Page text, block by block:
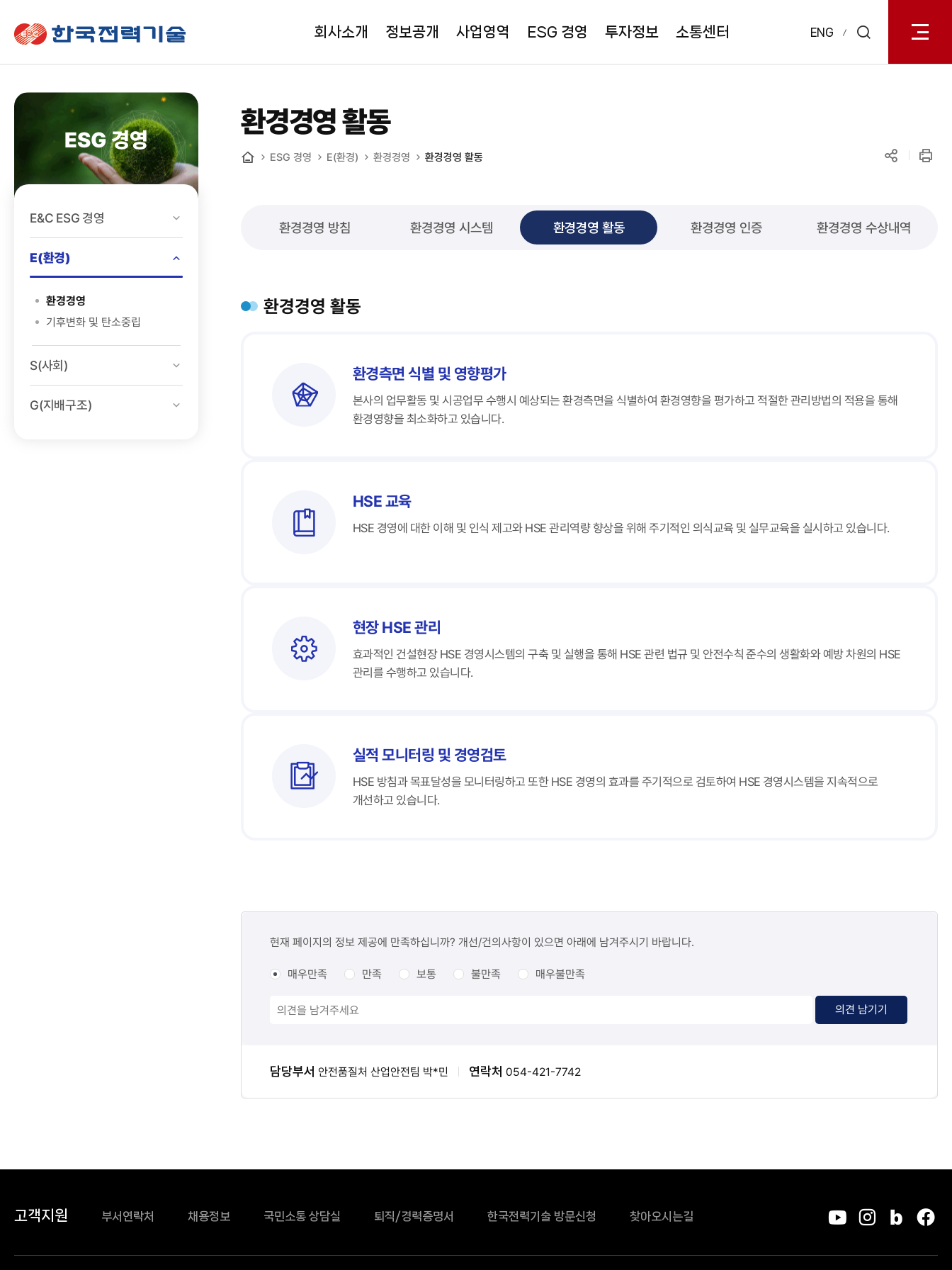
한국전력기술
회사소개 정보공개 사업영역 ESG 경영 투자정보 소통센터 ENG
열기
ESG 경영
E&C ESG 경영
E(환경)
환경경영
기후변화 및 탄소중립
S(사회)
G(지배구조)
환경경영 활동
ESG 경영 E(환경) 환경경영 환경경영 활동
환경경영 방침 환경경영 시스템 환경경영 활동 환경경영 인증 환경경영 수상내역
환경경영 활동
환경측면 식별 및 영향평가
본사의 업무활동 및 시공업무 수행시 예상되는 환경측면을 식별하여 환경영향을 평가하고 적절한 관리방법의 적용을 통해
환경영향을 최소화하고 있습니다.
HSE 교육
HSE 경영에 대한 이해 및 인식 제고와 HSE 관리역량 향상을 위해 주기적인 의식교육 및 실무교육을 실시하고 있습니다.
현장 HSE 관리
효과적인 건설현장 HSE 경영시스템의 구축 및 실행을 통해 HSE 관련 법규 및 안전수칙 준수의 생활화와 예방 차원의 HSE
관리를 수행하고 있습니다.
실적 모니터링 및 경영검토
HSE 방침과 목표달성을 모니터링하고 또한 HSE 경영의 효과를 주기적으로 검토하여 HSE 경영시스템을 지속적으로
개선하고 있습니다.
만족도현재 페이지의 정보 제공에 만족하십니까? 개선/건의사항이 있으면 아래에 남겨주시기 바랍니다.
매우만족 만족 보통 불만족 매우불만족
의견 남기기
담당자
담당부서 안전품질처 산업안전팀 박*민 연락처 054-421-7742
고객지원 부서연락처 채용정보 국민소통 상담실 퇴직/경력증명서 한국전력기술 방문신청 찾아오시는길
유튜브인스타그
블로그
페